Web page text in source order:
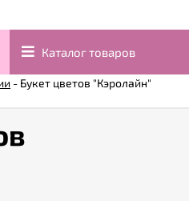
Каталог товаров
- Букет цветов "Кэролайн"